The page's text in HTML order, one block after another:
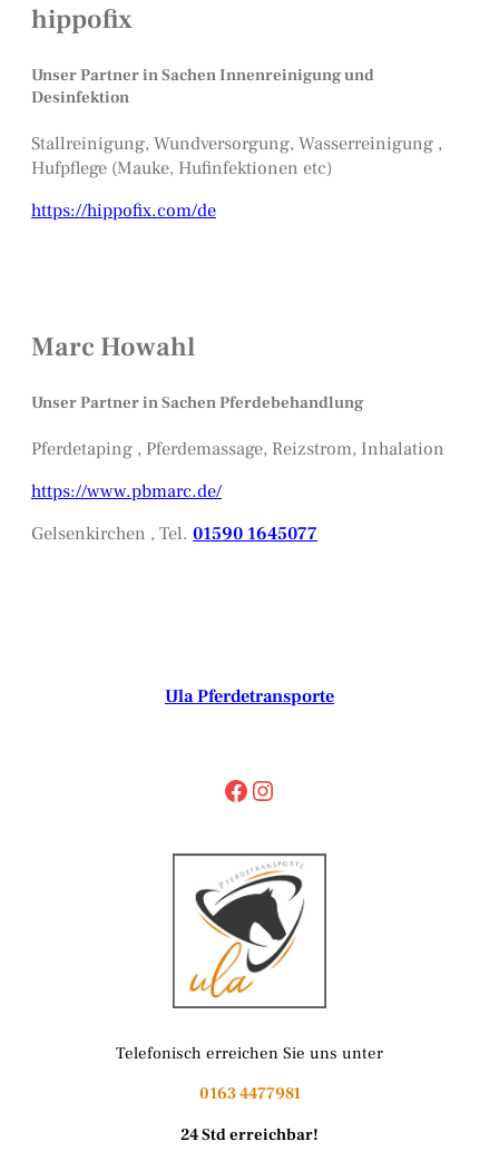
hippofix
Unser Partner in Sachen Innenreinigung und
Desinfektion
Stallreinigung, Wundversorgung, Wasserreinigung ,
Hufpflege (Mauke, Hufinfektionen etc)
https://hippofix.com/de
Marc Howahl
Unser Partner in Sachen Pferdebehandlung
Pferdetaping , Pferdemassage, Reizstrom, Inhalation
https://www.pbmarc.de/
Gelsenkirchen , Tel. 01590 1645077
Ula Pferdetransporte
Facebook Instagram
Telefonisch erreichen Sie uns unter
0163 4477981
24 Std erreichbar!